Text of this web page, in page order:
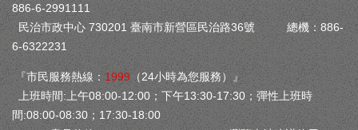
886-6-2991111
民治市政中心 730201 臺南市新營區民治路36號 總機：886-
6-6322231
『市民服務熱線： 1999 （24小時為您服務）』
上班時間:上午08:00-12:00；下午13:30-17:30；彈性上班時
間:08:00-08:30；17:30-18:00